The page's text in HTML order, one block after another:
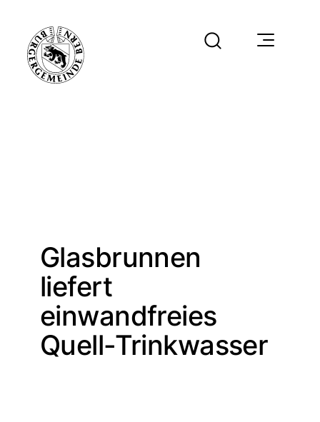
Glasbrunnen
liefert
einwandfreies
Quell-Trinkwasser